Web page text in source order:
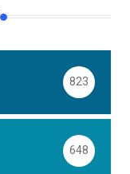
823
648